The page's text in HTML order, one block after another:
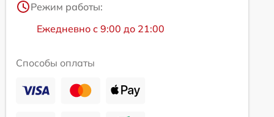
Режим работы:
Ежедневно с 9:00 до 21:00
Способы оплаты